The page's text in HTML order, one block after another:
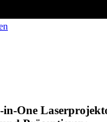
One